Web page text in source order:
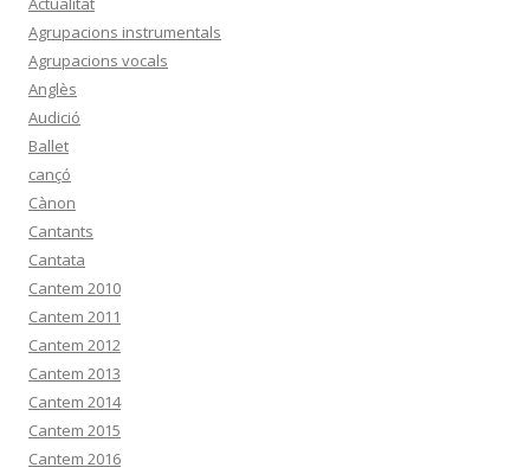
Agrupacions instrumentals
Agrupacions vocals
Anglès
Audició
Ballet
cançó
Cànon
Cantants
Cantata
Cantem 2010
Cantem 2011
Cantem 2012
Cantem 2013
Cantem 2014
Cantem 2015
Cantem 2016